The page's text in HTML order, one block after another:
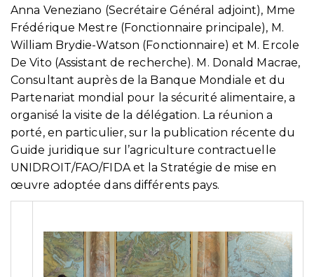
Anna Veneziano (Secrétaire Général adjoint), Mme
Frédérique Mestre (Fonctionnaire principale), M.
William Brydie-Watson (Fonctionnaire) et M. Ercole
De Vito (Assistant de recherche). M. Donald Macrae,
Consultant auprès de la Banque Mondiale et du
Partenariat mondial pour la sécurité alimentaire, a
organisé la visite de la délégation. La réunion a
porté, en particulier, sur la publication récente du
Guide juridique sur l’agriculture contractuelle
UNIDROIT/FAO/FIDA et la Stratégie de mise en
œuvre adoptée dans différents pays.